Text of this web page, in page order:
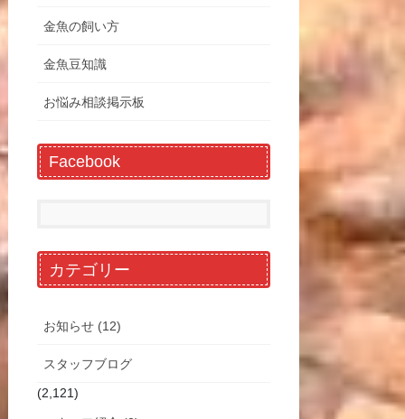
金魚の飼い方
金魚豆知識
お悩み相談掲示板
Facebook
カテゴリー
お知らせ (12)
スタッフブログ
(2,121)